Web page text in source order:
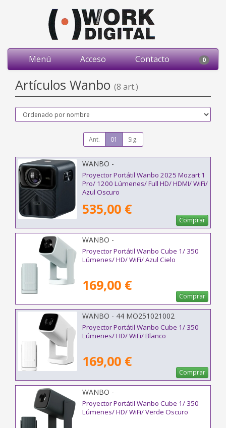
Menú Acceso Contacto 0
Artículos Wanbo (8 art.)
Ant. 01 Sig.
WANBO -
Proyector Portátil Wanbo 2025 Mozart 1
Pro/ 1200 Lúmenes/ Full HD/ HDMI/ WiFi/
Azul Oscuro
535,00 €
Comprar
WANBO -
Proyector Portátil Wanbo Cube 1/ 350
Lúmenes/ HD/ WiFi/ Azul Cielo
169,00 €
Comprar
WANBO - 44 MO251021002
Proyector Portátil Wanbo Cube 1/ 350
Lúmenes/ HD/ WiFi/ Blanco
169,00 €
Comprar
WANBO -
Proyector Portátil Wanbo Cube 1/ 350
Lúmenes/ HD/ WiFi/ Verde Oscuro